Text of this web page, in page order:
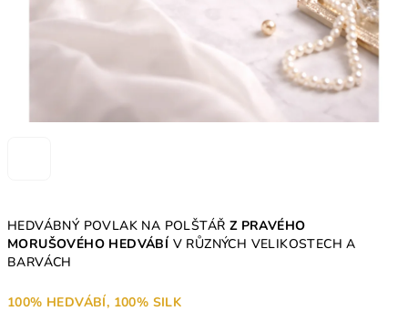
HEDVÁBNÝ POVLAK NA POLŠTÁŘ Z PRAVÉHO
MORUŠOVÉHO HEDVÁBÍ V RŮZNÝCH VELIKOSTECH A
BARVÁCH
100% HEDVÁBÍ, 100% SILK